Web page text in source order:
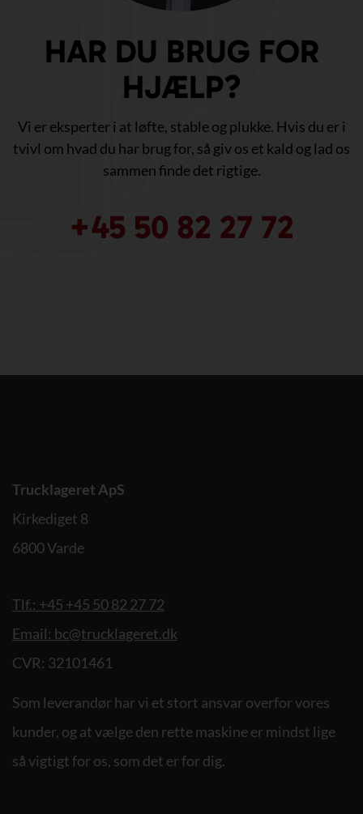
HAR DU BRUG FOR
HJÆLP?
Vi er eksperter i at løfte, stable og plukke. Hvis du er i
tvivl om hvad du har brug for, så giv os et kald og lad os
sammen finde det rigtige.
+45 50 82 27 72
Trucklageret ApS
Kirkediget 8
6800 Varde
Tlf.: +45 +45 50 82 27 72
Email: bc@trucklageret.dk
CVR: 32101461
Som leverandør har vi et stort ansvar overfor vores
kunder, og at vælge den rette maskine er mindst lige
så vigtigt for os, som det er for dig.